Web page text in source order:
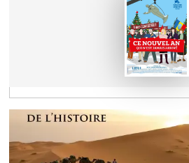
Lauréat du Grand
de fiction historique
vous de l'Histoire
A retrouver au cinéma
octobre à 20H15